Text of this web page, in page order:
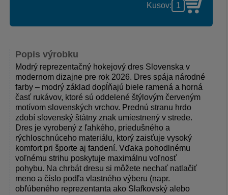
Popis výrobku
Modrý reprezentačný hokejový dres Slovenska v
modernom dizajne pre rok 2026. Dres spája národné
farby – modrý základ dopĺňajú biele ramená a horná
časť rukávov, ktoré sú oddelené štýlovým červeným
motívom slovenských vrchov. Prednú stranu hrdo
zdobí slovenský štátny znak umiestnený v strede.
Dres je vyrobený z ľahkého, priedušného a
rýchloschnúceho materiálu, ktorý zaisťuje vysoký
komfort pri športe aj fandení. Vďaka pohodlnému
voľnému strihu poskytuje maximálnu voľnosť
pohybu. Na chrbát dresu si môžete nechať natlačiť
meno a číslo podľa vlastného výberu (napr.
obľúbeného reprezentanta ako Slafkovský alebo
Kusov: